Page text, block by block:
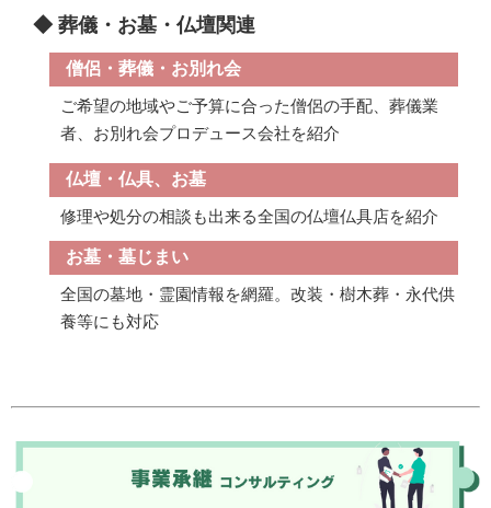
◆ 葬儀・お墓・仏壇関連
僧侶・葬儀・お別れ会
ご希望の地域やご予算に合った僧侶の手配、葬儀業
者、お別れ会プロデュース会社を紹介
仏壇・仏具、お墓
修理や処分の相談も出来る全国の仏壇仏具店を紹介
お墓・墓じまい
全国の墓地・霊園情報を網羅。改装・樹木葬・永代供
養等にも対応